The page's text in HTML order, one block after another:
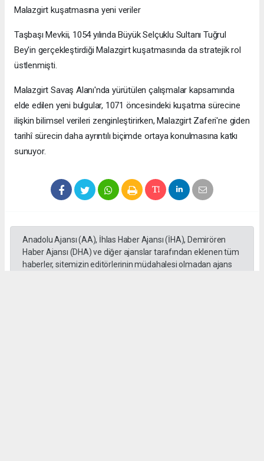
Malazgirt kuşatmasına yeni veriler
Taşbaşı Mevkii, 1054 yılında Büyük Selçuklu Sultanı Tuğrul
Bey'in gerçekleştirdiği Malazgirt kuşatmasında da stratejik rol
üstlenmişti.
Malazgirt Savaş Alanı'nda yürütülen çalışmalar kapsamında
elde edilen yeni bulgular, 1071 öncesindeki kuşatma sürecine
ilişkin bilimsel verileri zenginleştirirken, Malazgirt Zaferi'ne giden
tarihî sürecin daha ayrıntılı biçimde ortaya konulmasına katkı
sunuyor.
Anadolu Ajansı (AA), İhlas Haber Ajansı (İHA), Demirören
Haber Ajansı (DHA) ve diğer ajanslar tarafından eklenen tüm
haberler, sitemizin editörlerinin müdahalesi olmadan ajans